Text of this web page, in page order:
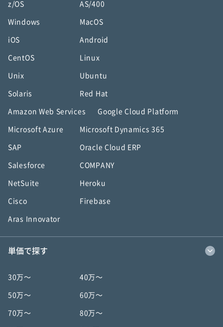
z/OS AS/400
Windows MacOS
iOS Android
CentOS Linux
Unix Ubuntu
Solaris Red Hat
Amazon Web Services Google Cloud Platform
Microsoft Azure Microsoft Dynamics 365
SAP Oracle Cloud ERP
Salesforce COMPANY
NetSuite Heroku
Cisco Firebase
Aras Innovator
単価で探す
30万〜 40万〜
50万〜 60万〜
70万〜 80万〜